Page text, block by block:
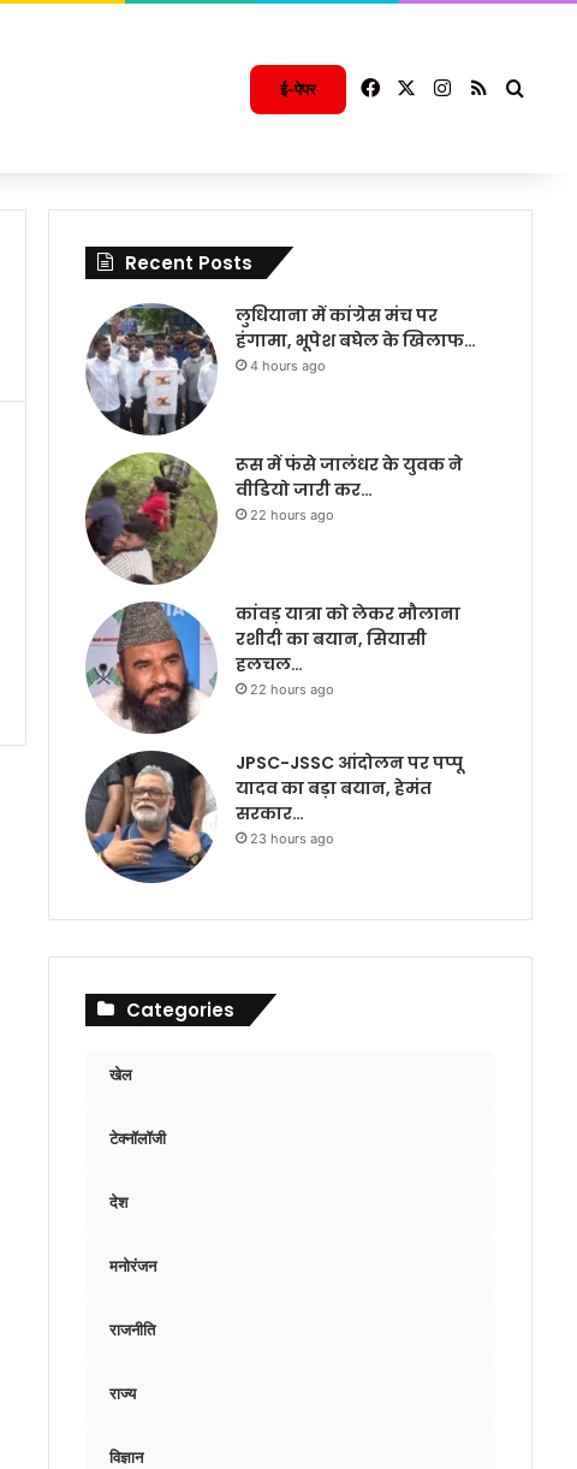
ई-पेपर FacebookInstagram
RSS
Recent Posts
लुधियाना में कांग्रेस मंच पर
हंगामा, भूपेश बघेल के खिलाफ…
4 hours ago
रूस में फंसे जालंधर के युवक ने
वीडियो जारी कर…
22 hours ago
कांवड़ यात्रा को लेकर मौलाना
रशीदी का बयान, सियासी
हलचल…
22 hours ago
JPSC-JSSC आंदोलन पर पप्पू
यादव का बड़ा बयान, हेमंत
सरकार…
23 hours ago
Categories
खेल
टेक्नॉलॉजी
देश
मनोरंजन
राजनीति
राज्य
विज्ञान